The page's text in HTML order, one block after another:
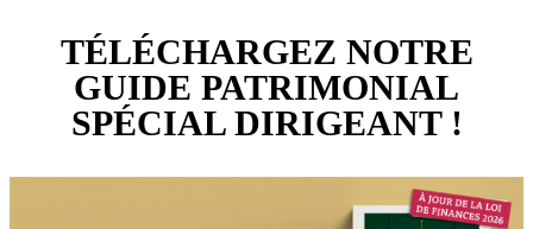
TÉLÉCHARGEZ NOTRE
GUIDE PATRIMONIAL
SPÉCIAL DIRIGEANT !